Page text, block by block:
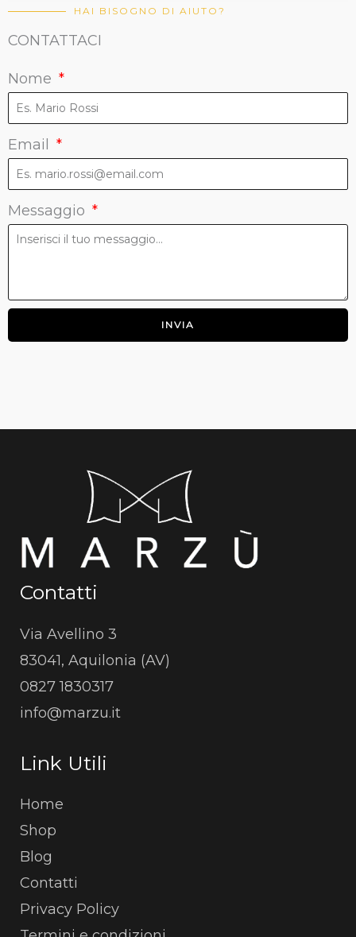
HAI BISOGNO DI AIUTO?
CONTATTACI
Nome
Email
Messaggio
INVIA
Contatti
Via Avellino 3
83041, Aquilonia (AV)
0827 1830317
info@marzu.it
Link Utili
Home
Shop
Blog
Contatti
Privacy Policy